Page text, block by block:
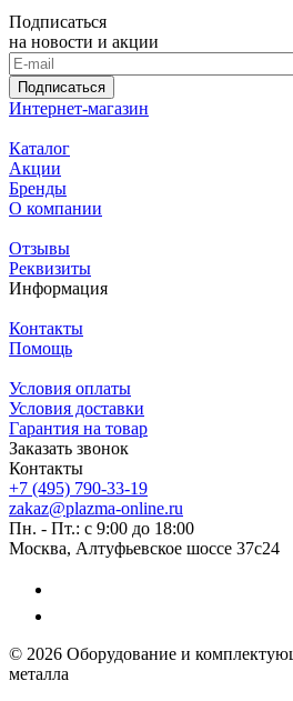
Подписаться
на новости и акции
Подписаться
Интернет-магазин
Каталог
Акции
Бренды
О компании
Отзывы
Реквизиты
Информация
Контакты
Помощь
Условия оплаты
Условия доставки
Гарантия на товар
Заказать звонок
Контакты
+7 (495) 790-33-19
zakaz@plazma-online.ru
Пн. - Пт.: с 9:00 до 18:00
Москва, Алтуфьевское шоссе 37с24
© 2026 Оборудование и
металла